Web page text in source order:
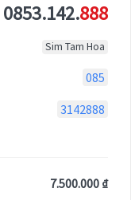
0853.142.888
Sim Tam Hoa
085
3142888
7.500.000 ₫